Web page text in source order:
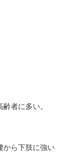
者に多い。
から下肢に強い